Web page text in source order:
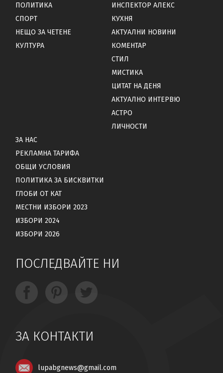
ПОЛИТИКА
СПОРТ
НЕЩО ЗА ЧЕТЕНЕ
КУЛТУРА
ИНСПЕКТОР АЛЕКС
КУХНЯ
АКТУАЛНИ НОВИНИ
КОМЕНТАР
СТИЛ
МИСТИКА
ЦИТАТ НА ДЕНЯ
АКТУАЛНО ИНТЕРВЮ
АСТРО
ЛИЧНОСТИ
ЗА НАС
РЕКЛАМНА ТАРИФА
ОБЩИ УСЛОВИЯ
ПОЛИТИКА ЗА БИСКВИТКИ
ГЛОБИ ОТ КАТ
МЕСТНИ ИЗБОРИ 2023
ИЗБОРИ 2024
ИЗБОРИ 2026
ПОСЛЕДВАЙТЕ НИ
ЗА КОНТАКТИ
lupabgnews@gmail.com